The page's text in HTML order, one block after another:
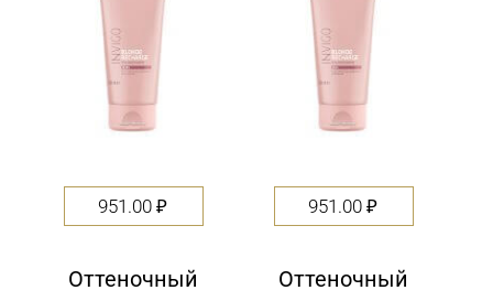
951.00₽
Оттеночный
951.00₽
Оттеночный